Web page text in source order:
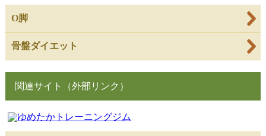
O脚
骨盤ダイエット
関連サイト（外部リンク）